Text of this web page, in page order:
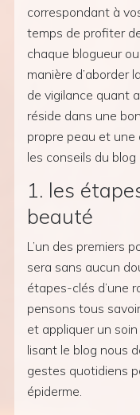
correspondant à
temps de profiter
chaque blogueur
manière d’aborder
de vigilance quant
réside dans une
propre peau et une
les conseils du
1. les
beauté
L’un des premiers
sera sans aucun
étapes-clés d’une
pensons tous
et appliquer un
lisant le blog nous
gestes quotidiens
épiderme.